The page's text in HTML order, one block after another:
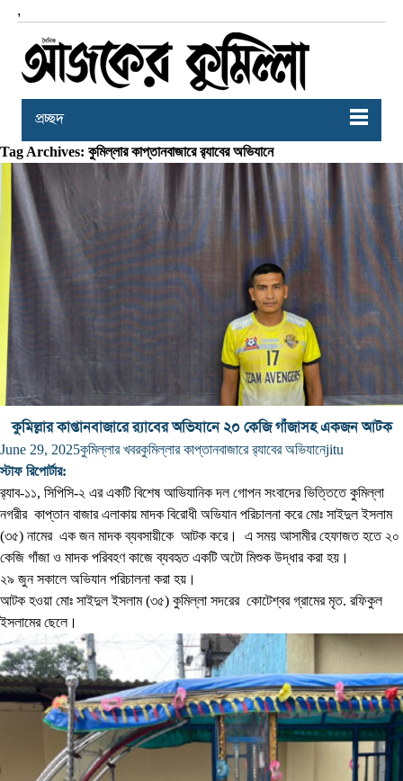
,
প্রচ্ছদ
Tag Archives: কুমিল্লার কাপ্তানবাজারে র‌্যাবের অভিযানে
কুমিল্লার কাপ্তানবাজারে র‌্যাবের অভিযানে ২০ কেজি গাঁজাসহ একজন আটক
June 29, 2025কুমিল্লার খবরকুমিল্লার কাপ্তানবাজারে র‌্যাবের অভিযানেjitu
স্টাফ রিপোর্টার:
র‌্যাব-১১, সিপিসি-২ এর একটি বিশেষ আভিযানিক দল গোপন সংবাদের ভিত্তিতে কুমিল্লা
নগরীর কাপ্তান বাজার এলাকায় মাদক বিরোধী অভিযান পরিচালনা করে মোঃ সাইদুল ইসলাম
(৩৫) নামের এক জন মাদক ব্যবসায়ীকে আটক করে। এ সময় আসামীর হেফাজত হতে ২০
কেজি গাঁজা ও মাদক পরিবহণ কাজে ব্যবহৃত একটি অটো মিশুক উদ্ধার করা হয়।
২৯ জুন সকালে অভিযান পরিচালনা করা হয়।
আটক হওয়া মোঃ সাইদুল ইসলাম (৩৫) কুমিল্লা সদরের কোটেশ্বর গ্রামের মৃত. রফিকুল
ইসলামের ছেলে।